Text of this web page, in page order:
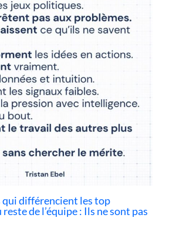
qui différencient les top
de l’équipe : Ils ne sont pas